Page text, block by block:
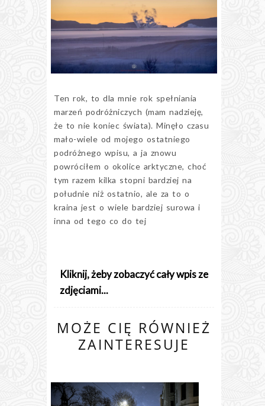
Ten rok, to dla mnie rok spełniania
marzeń podróżniczych (mam nadzieję,
że to nie koniec świata). Minęło czasu
mało-wiele od mojego ostatniego
podróżnego wpisu, a ja znowu
powróciłem o okolice arktyczne, choć
tym razem kilka stopni bardziej na
południe niż ostatnio, ale za to o
kraina jest o wiele bardziej surowa i
inna od tego co do tej
Kliknij, żeby zobaczyć cały wpis ze
zdjęciami...
MOŻE CIĘ RÓWNIEŻ
ZAINTERESUJE